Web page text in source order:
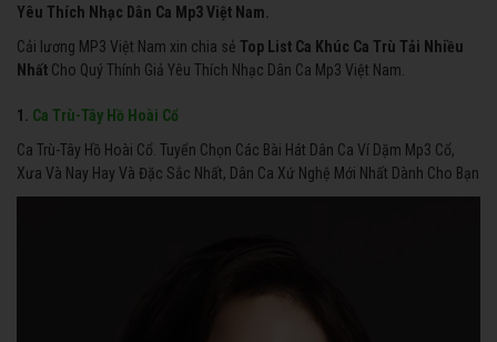
Yêu Thích Nhạc Dân Ca Mp3 Việt Nam.
Cải lương MP3 Việt Nam xin chia sẻ Top List Ca Khúc Ca Trù Tải Nhiều
Nhất Cho Quý Thính Giả Yêu Thích Nhạc Dân Ca Mp3 Việt Nam.
1. Ca Trù-Tây Hồ Hoài Cổ
Ca Trù-Tây Hồ Hoài Cổ. Tuyển Chọn Các Bài Hát Dân Ca Ví Dặm Mp3 Cổ,
Xưa Và Nay Hay Và Đặc Sắc Nhất, Dân Ca Xứ Nghệ Mới Nhất Dành Cho Bạn